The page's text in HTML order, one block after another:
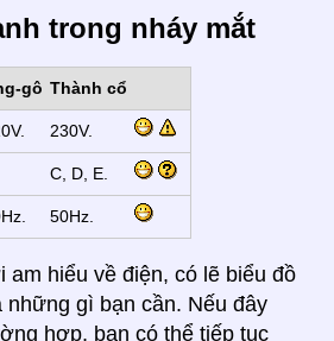
trong nháy mắt
gô Thành cổ
230V.
C, D, E.
50Hz.
am hiểu về điện, có lẽ biểu đồ
gì bạn cần. Nếu đây
hợp, bạn có thể tiếp tục